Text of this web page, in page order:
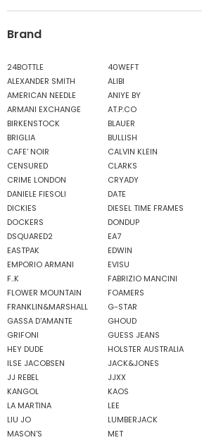
Brand
24BOTTLE 40WEFT
ALEXANDER SMITH
ALIBI
AMERICAN NEEDLE
ANIYE BY
ARMANI EXCHANGE
AT.P.CO
BIRKENSTOCK
BLAUER
BRIGLIA
BULLISH
CAFE' NOIR
CALVIN KLEIN
CENSURED
CLARKS
CRIME LONDON
CRYADY
DANIELE FIESOLI
DATE
DICKIES
DIESEL TIME FRAMES
DOCKERS
DONDUP
DSQUARED2
EA7
EASTPAK
EDWIN
EMPORIO ARMANI
EVISU
F..K
FABRIZIO MANCINI
FLOWER MOUNTAIN
FOAMERS
FRANKLIN&MARSHALL
G-STAR
GASSA D'AMANTE
GHOUD
GRIFONI
GUESS JEANS
HEY DUDE
HOLSTER AUSTRALIA
ILSE JACOBSEN
JACK&JONES
JJ REBEL
JJXX
KANGOL
KAOS
LA MARTINA
LEE
LIU JO
LUMBERJACK
MASON'S
MET